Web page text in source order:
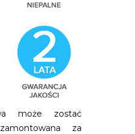
może zostać
za